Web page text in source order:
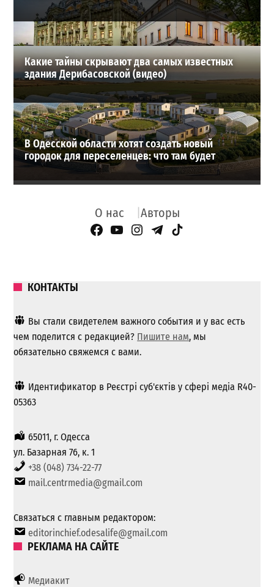
Какие тайны скрывают два самых известных
здания Дерибасовской (видео)
В Одесской области хотят создать новый
городок для переселенцев: что там будет
О нас Авторы
Facebook Page
YouTube
Instagram
Telegram
TikTok
КОНТАКТЫ
Вы стали свидетелем важного события и у вас есть
чем поделится с редакцией? Пишите нам, мы
обязательно свяжемся с вами.
Идентификатор в Реєстрі суб'єктів у сфері медіа R40-
05363
65011, г. Одесса
ул. Базарная 76, к. 1
+38 (048) 734-22-77
mail.centrmedia@gmail.com
Связаться с главным редактором:
editorinchief.odesalife@gmail.com
РЕКЛАМА НА САЙТЕ
Медиакит